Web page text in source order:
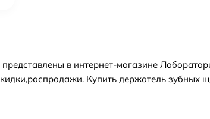
в интернет-магазине
Купить держатель зубных